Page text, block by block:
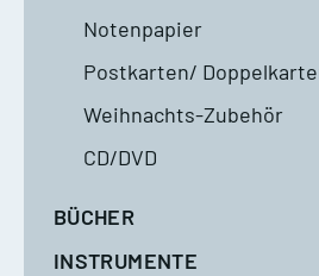
Notenpapier
Postkarten/
Weihnachts-Zubehör
CD/DVD
BÜCHER
INSTRUMENTE